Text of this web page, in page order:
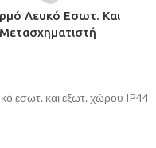
Λευκό Εσωτ. Και
εσωτ. και εξωτ. χώρου IP44